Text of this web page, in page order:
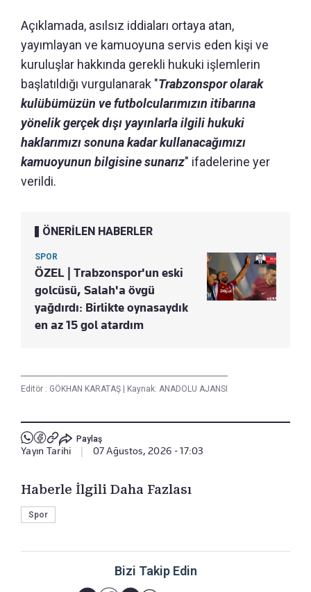
Açıklamada, asılsız iddiaları ortaya atan,
yayımlayan ve kamuoyuna servis eden kişi ve
kuruluşlar hakkında gerekli hukuki işlemlerin
başlatıldığı vurgulanarak "Trabzonspor olarak
kulübümüzün ve futbolcularımızın itibarına
yönelik gerçek dışı yayınlarla ilgili hukuki
haklarımızı sonuna kadar kullanacağımızı
kamuoyunun bilgisine sunarız" ifadelerine yer
verildi.
ÖNERİLEN HABERLER
SPOR
ÖZEL | Trabzonspor'un eski
golcüsü, Salah'a övgü
yağdırdı: Birlikte oynasaydık
en az 15 gol atardım
Editör : GÖKHAN KARATAŞ Kaynak: ANADOLU AJANSI
Paylaş
Yayın Tarihi 07 Ağustos, 2026 - 17:03
Haberle İlgili Daha Fazlası
Spor
Bizi Takip Edin